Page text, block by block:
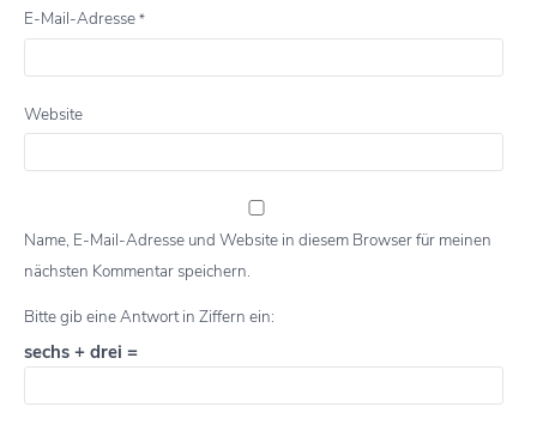
E-Mail-Adresse *
Website
Name, E-Mail-Adresse und Website in diesem Browser für meinen
nächsten Kommentar speichern.
Bitte gib eine Antwort in Ziffern ein:
sechs + drei =